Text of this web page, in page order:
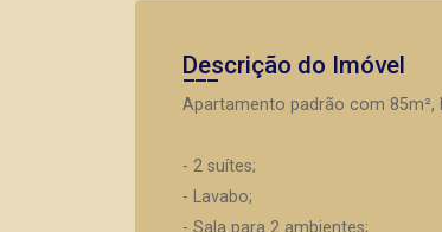
Descrição do Imóvel
Apartamento padrão com 85m²,
- 2 suítes;
- Lavabo;
- Sala para 2 ambientes;